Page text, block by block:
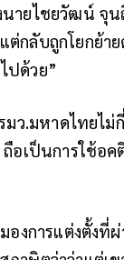
ายไชยวัฒน์ จุ
กลับถูกโยกย้า
ปด้วย”
ว.มหาดไทยไ
เป็นการใช้อค
งการแต่งตั้งที่